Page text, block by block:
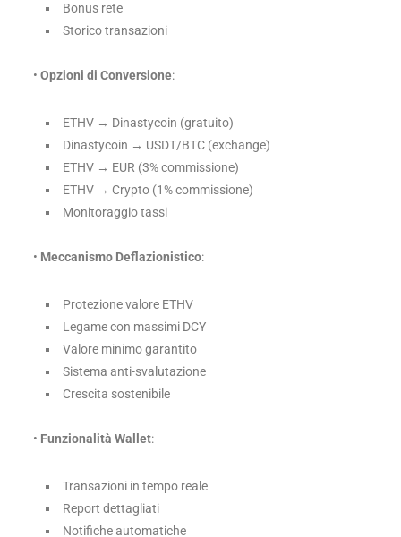
Bonus rete
Storico transazioni
• Opzioni di Conversione:
ETHV → Dinastycoin (gratuito)
Dinastycoin → USDT/BTC (exchange)
ETHV → EUR (3% commissione)
ETHV → Crypto (1% commissione)
Monitoraggio tassi
• Meccanismo Deflazionistico:
Protezione valore ETHV
Legame con massimi DCY
Valore minimo garantito
Sistema anti-svalutazione
Crescita sostenibile
• Funzionalità Wallet:
Transazioni in tempo reale
Report dettagliati
Notifiche automatiche